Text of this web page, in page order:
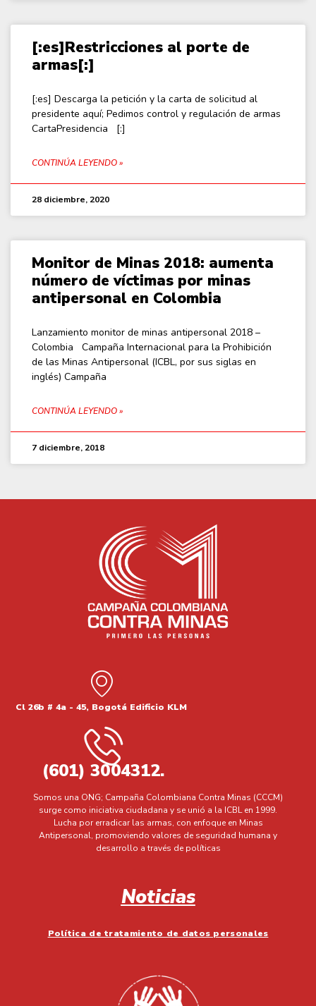
[:es]Restricciones al porte de
armas[:]
[:es] Descarga la petición y la carta de solicitud al
presidente aquí; Pedimos control y regulación de armas
CartaPresidencia [:]
CONTINÚA LEYENDO »
28 diciembre, 2020
Monitor de Minas 2018: aumenta
número de víctimas por minas
antipersonal en Colombia
Lanzamiento monitor de minas antipersonal 2018 –
Colombia Campaña Internacional para la Prohibición
de las Minas Antipersonal (ICBL, por sus siglas en
inglés) Campaña
CONTINÚA LEYENDO »
7 diciembre, 2018
Cl 26b # 4a - 45, Bogotá Edificio KLM
(601) 3004312.
Somos una ONG; Campaña Colombiana Contra Minas (CCCM)
surge como iniciativa ciudadana y se unió a la ICBL en 1999.
Lucha por erradicar las armas, con enfoque en Minas
Antipersonal, promoviendo valores de seguridad humana y
desarrollo a través de políticas
Noticias
Política de tratamiento de datos personales